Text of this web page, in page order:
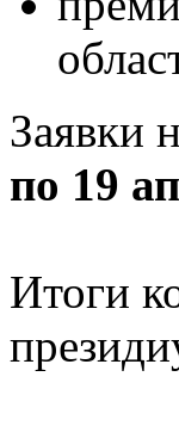
Заявки
по 19
Итоги